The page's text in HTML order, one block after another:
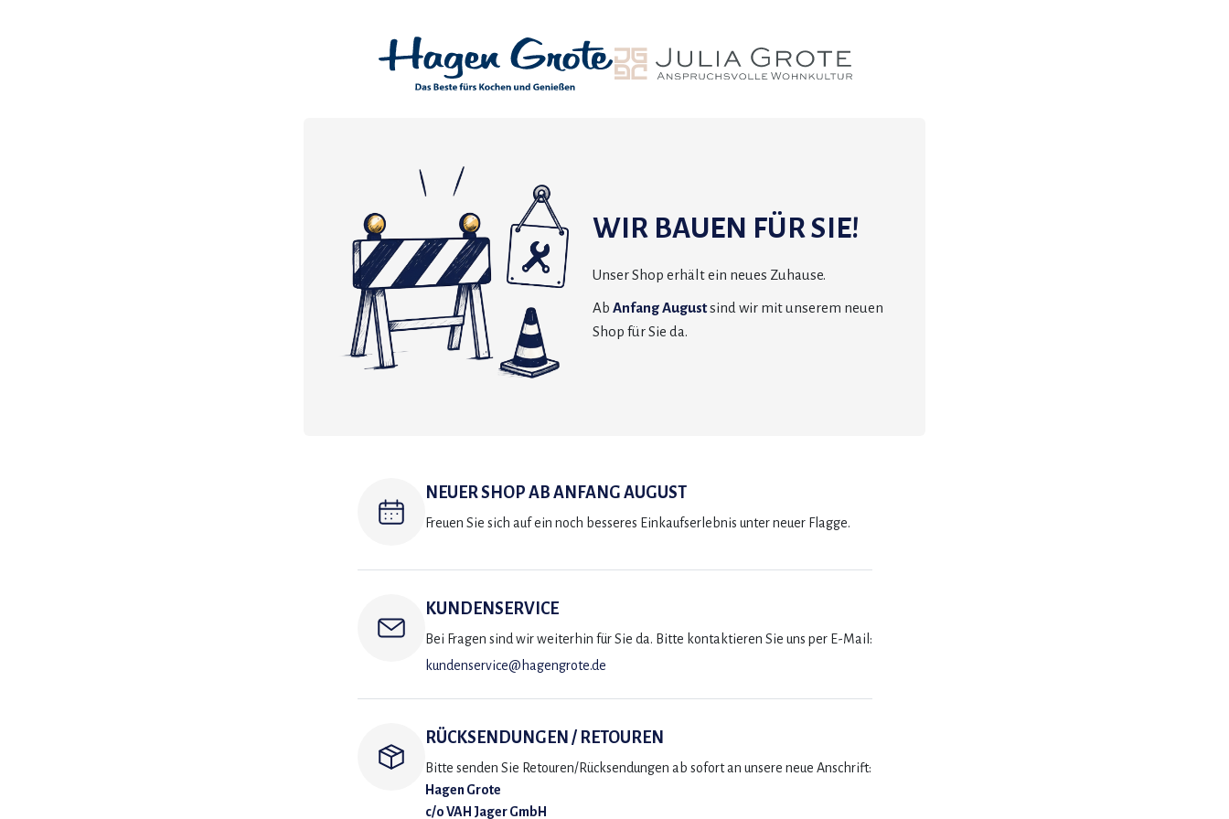
WIR BAUEN FÜR SIE!
Unser Shop erhält ein neues Zuhause.
Ab Anfang Augustsind wir mit unserem neuen
Shop für Sie da.
NEUER SHOP AB ANFANG AUGUST
Freuen Sie sich auf ein noch besseres Einkaufserlebnis unter neuer Flagge.
KUNDENSERVICE
Bei Fragen sind wir weiterhin für Sie da. Bitte kontaktieren Sie uns per E-Mail:
kundenservice@hagengrote.de
RÜCKSENDUNGEN / RETOUREN
Bitte senden Sie Retouren/Rücksendungen ab sofort an unsere neue Anschrift:
Hagen Grote
c/o VAH Jager GmbH